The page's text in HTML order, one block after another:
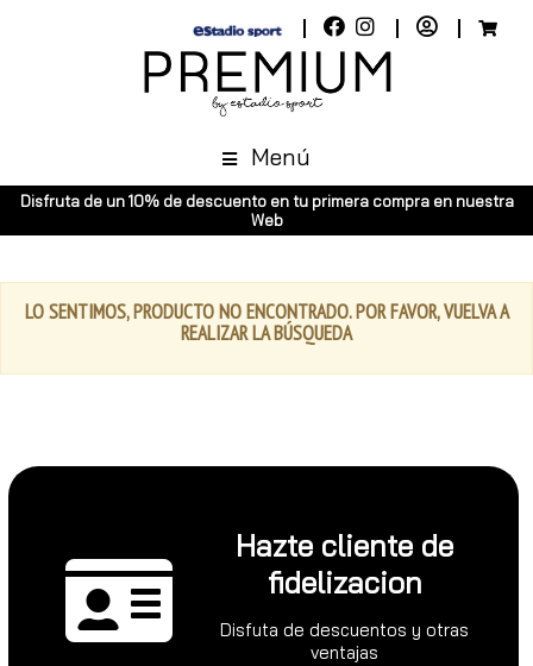
Menú
Disfruta de un 10% de descuento en tu primera compra en nuestra
Web
LO SENTIMOS, PRODUCTO NO ENCONTRADO. POR FAVOR, VUELVA A
REALIZAR LA BÚSQUEDA
Hazte cliente de
fidelizacion
Disfuta de descuentos y otras
ventajas